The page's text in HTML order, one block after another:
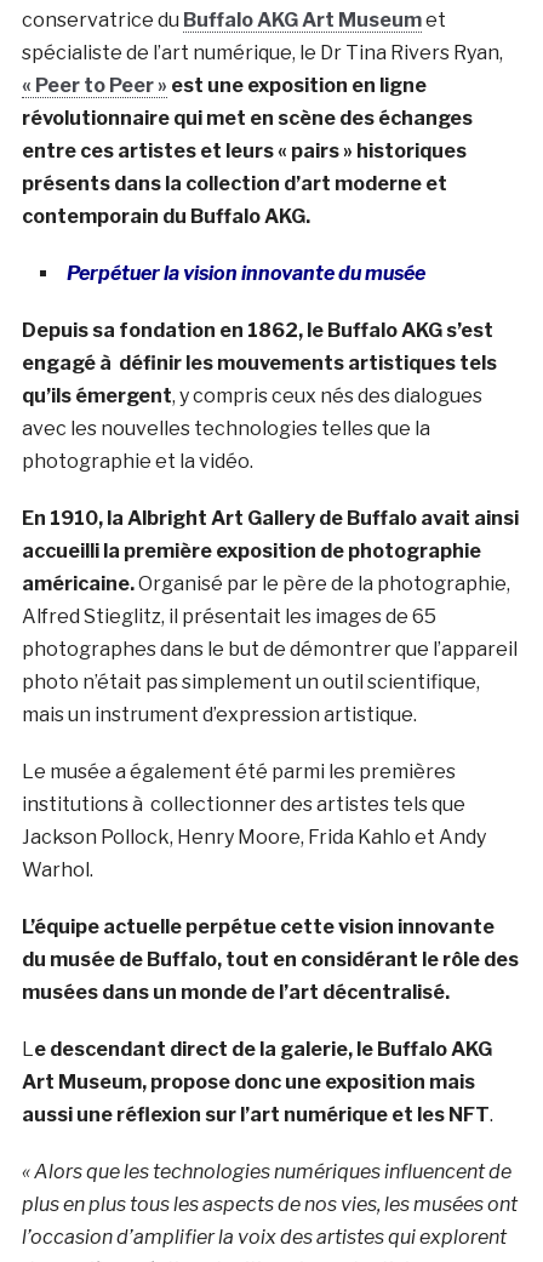
conservatrice du Buffalo AKG Art Museumet
spécialiste de l’art numérique, le Dr Tina Rivers Ryan,
« Peer to Peer » est une exposition en ligne
révolutionnaire qui met en scène des échanges
entre ces artistes et leurs « pairs » historiques
présents dans la collection d’art moderne et
contemporain du Buffalo AKG.
Perpétuer la vision innovante du musée
Depuis sa fondation en 1862, le Buffalo AKG s’est
engagé à définir les mouvements artistiques tels
qu’ils émergent, y compris ceux nés des dialogues
avec les nouvelles technologies telles que la
photographie et la vidéo.
En 1910, la Albright Art Gallery de Buffalo avait ainsi
accueilli la première exposition de photographie
américaine.Organisé par le père de la photographie,
Alfred Stieglitz, il présentait les images de 65
photographes dans le but de démontrer que l’appareil
photo n’était pas simplement un outil scientifique,
mais un instrument d’expression artistique.
Le musée a également été parmi les premières
institutions à collectionner des artistes tels que
Jackson Pollock, Henry Moore, Frida Kahlo et Andy
Warhol.
L’équipe actuelle perpétue cette vision innovante
du musée de Buffalo, tout en considérant le rôle des
musées dans un monde de l’art décentralisé.
L e descendant direct de la galerie, le Buffalo AKG
Art Museum, propose donc une exposition mais
aussi une réflexion sur l’art numérique et les NFT.
« Alors que les technologies numériques influencent de
plus en plus tous les aspects de nos vies, les musées ont
l’occasion d’amplifier la voix des artistes qui explorent